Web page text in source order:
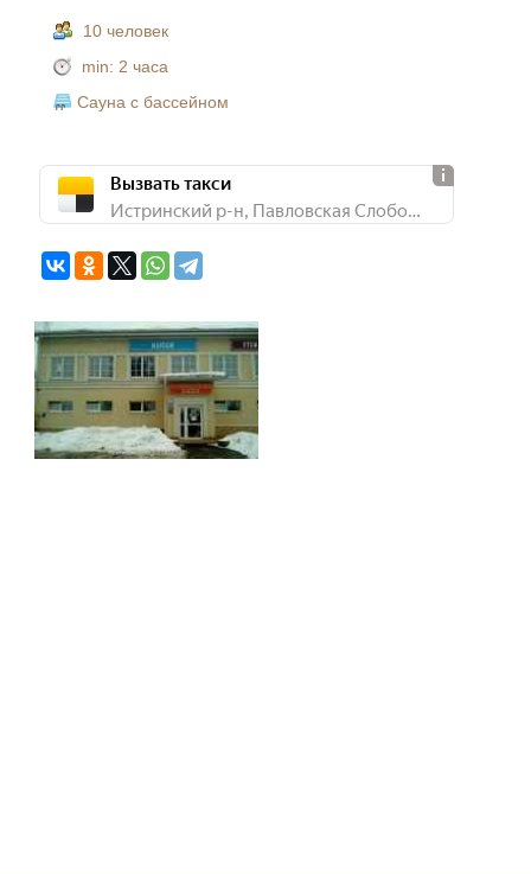
10 человек
min: 2 часа
Сауна с бассейном
Вызвать такси
Истринский р-н, Павловская Слобода с., ул. Урицкого, 1а